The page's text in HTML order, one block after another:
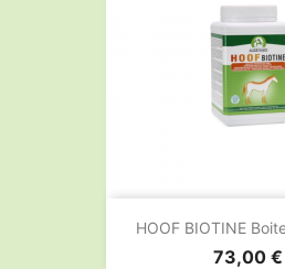
HOOF BIOTINE
Prix
73,00 €